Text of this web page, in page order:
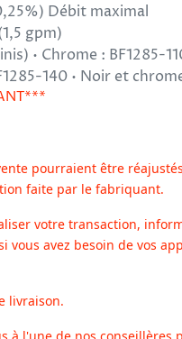
Débit maximal
gpm)
• Chrome : BF1285-
140 • Noir et
pourraient être
faite par le fabriquant.
votre transaction,
vous avez besoin de vos
livraison.